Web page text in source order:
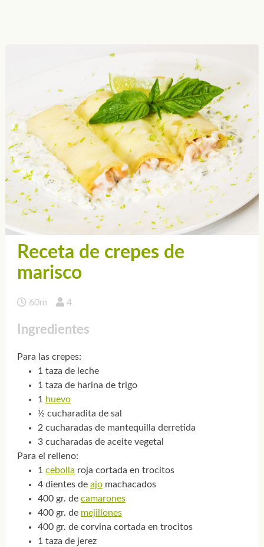
Receta de crepes de
marisco
60m 4
Ingredientes
Para las crepes:
1 taza de leche
1 taza de harina de trigo
1 huevo
½ cucharadita de sal
2 cucharadas de mantequilla derretida
3 cucharadas de aceite vegetal
Para el relleno:
1 cebolla roja cortada en trocitos
4 dientes de ajomachacados
400 gr. de camarones
400 gr. de mejillones
400 gr. de corvina cortada en trocitos
1 taza de jerez